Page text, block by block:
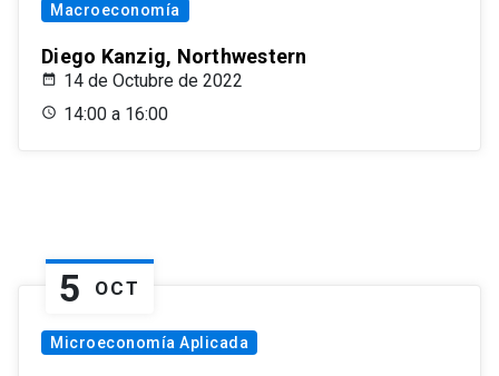
Macroeconomía
Diego Kanzig, Northwestern
14 de Octubre de 2022
14:00 a 16:00
5 OCT
Microeconomía Aplicada